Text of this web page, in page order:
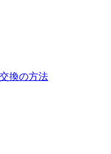
換の方法